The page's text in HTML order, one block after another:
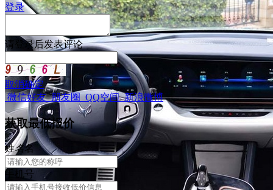
登录
请 登录后发表评论
取消确定
微信好友 朋友圈 QQ空间 新浪微博
获取最低报价
姓名名
手机号